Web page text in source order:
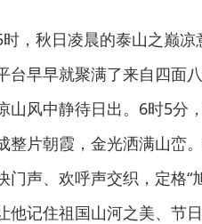
，秋日凌晨的泰山之巅
台早早就聚满了来自四面
山风中静待日出。6时5分
整片朝霞，金光洒满山峦
门声、欢呼声交织，定格“
他记住祖国山河之美、节